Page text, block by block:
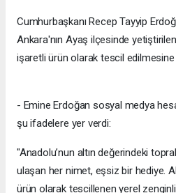
Cumhurbaşkanı Recep Tayyip
Ankara'nın Ayaş ilçesinde
işaretli ürün olarak tescil edilmesine
- Emine Erdoğan sosyal medya
şu ifadelere yer verdi:
"Anadolu’nun altın değerindeki
ulaşan her nimet, eşsiz bir hediye.
ürün olarak tescillenen yerel